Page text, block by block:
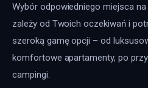
Wybór odpowiedniego miejsca
zależy od Twoich oczekiwań i
szeroką gamę opcji – od
komfortowe apartamenty, po
campingi.